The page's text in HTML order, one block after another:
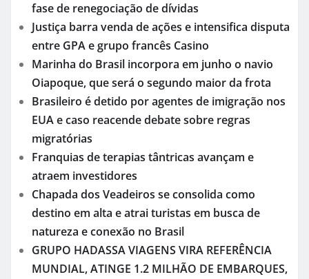
fase de renegociação de dívidas
Justiça barra venda de ações e intensifica disputa
entre GPA e grupo francês Casino
Marinha do Brasil incorpora em junho o navio
Oiapoque, que será o segundo maior da frota
Brasileiro é detido por agentes de imigração nos
EUA e caso reacende debate sobre regras
migratórias
Franquias de terapias tântricas avançam e
atraem investidores
Chapada dos Veadeiros se consolida como
destino em alta e atrai turistas em busca de
natureza e conexão no Brasil
GRUPO HADASSA VIAGENS VIRA REFERÊNCIA
MUNDIAL, ATINGE 1.2 MILHÃO DE EMBARQUES,